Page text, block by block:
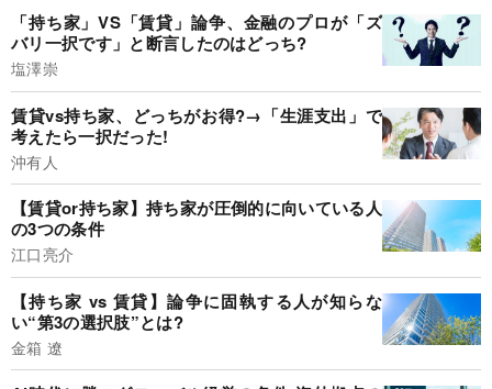
「持ち家」VS「賃貸」論争、金融のプロが「ズ
バリ一択です」と断言したのはどっち?
塩澤崇
賃貸vs持ち家、どっちがお得?→「生涯支出」で
考えたら一択だった!
沖有人
【賃貸or持ち家】持ち家が圧倒的に向いている人
の3つの条件
江口亮介
【持ち家 vs 賃貸】論争に固執する人が知らな
い“第3の選択肢”とは?
金箱 遼